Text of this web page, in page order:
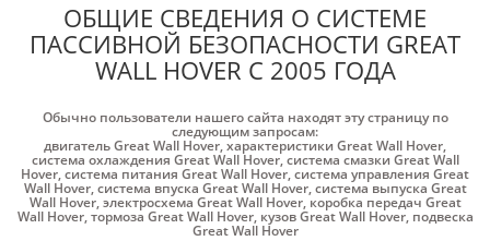
ОБЩИЕ СВЕДЕНИЯ О СИСТЕМЕ
ПАССИВНОЙ БЕЗОПАСНОСТИ GREAT
WALL HOVER С 2005 ГОДА
Обычно пользователи нашего сайта находят эту страницу по
следующим запросам:
двигатель Great Wall Hover,характеристики Great Wall Hover,
система охлаждения Great Wall Hover,система смазки Great Wall
Hover,система питания Great Wall Hover,система управления Great
Wall Hover,система впуска Great Wall Hover,система выпуска Great
Wall Hover,электросхема Great Wall Hover, коробка передач Great
Wall Hover,тормоза Great Wall Hover, кузов Great Wall Hover, подвеска
Great Wall Hover